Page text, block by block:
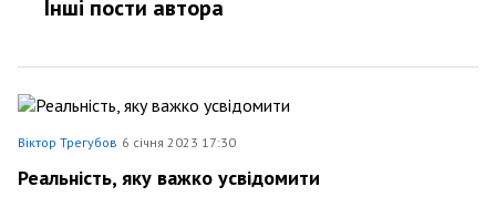
Інші пости автора
Віктор Трегубов 6 січня 2023 17:30
Реальність, яку важко усвідомити